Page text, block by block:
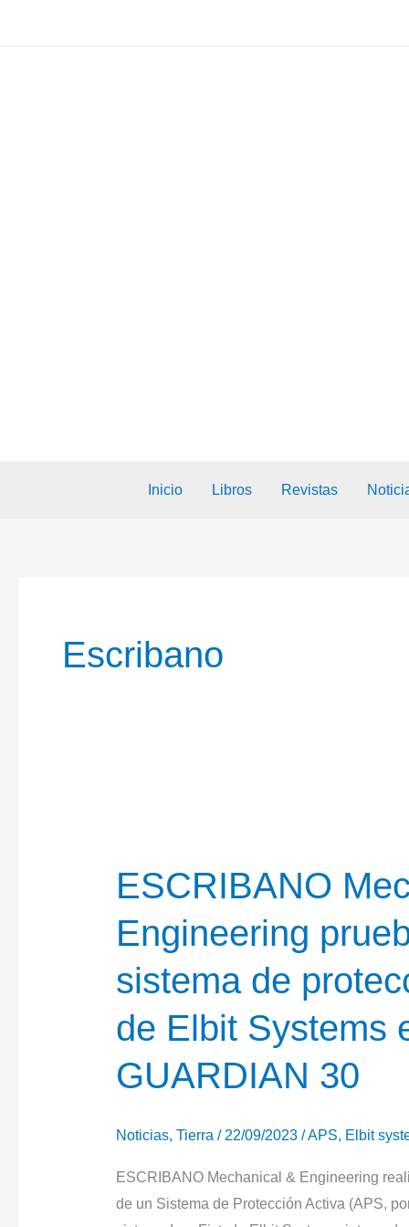
Inicio Libros Revistas
Escribano
ESCRIBANO
Engineering
sistema de
de Elbit Systems
GUARDIAN 30
Noticias, Tierra/22/09/2023 /APS, Elbit
ESCRIBANO Mechanical & Engineering
de un Sistema de Protección Activa (APS,